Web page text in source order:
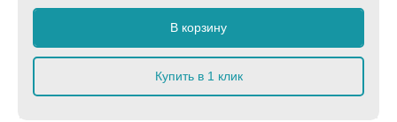
В корзину
Купить в 1 клик